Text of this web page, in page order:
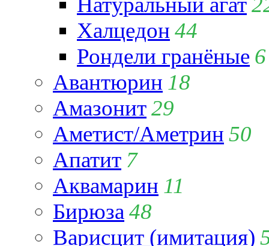
Халцедон 44
Рондели гранёные 6
Авантюрин 18
Амазонит29
Аметист/Аметрин 50
Апатит 7
Аквамарин 11
Бирюза 48
Варисцит (имитация)